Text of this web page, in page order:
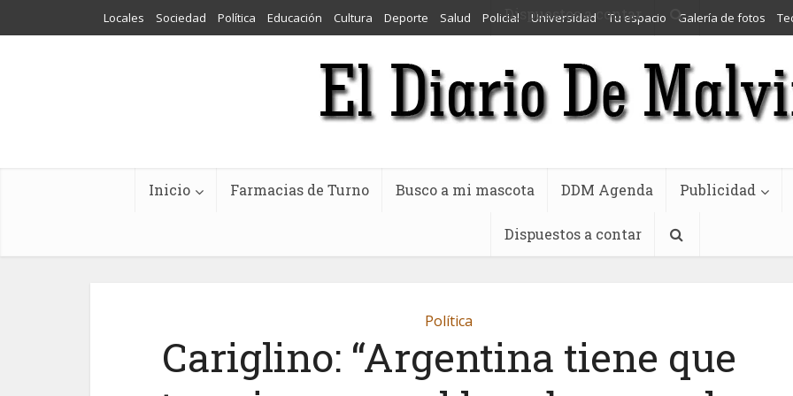
Dispuestos a contar
Locales Sociedad Política Educación Cultura Deporte Salud Policial Universidad Tu espacio Galería de fotos
Inicio Farmacias de Turno Busco a mi mascota DDM Agenda Publicidad
Dispuestos a contar
Política
Cariglino: “Argentina tiene que